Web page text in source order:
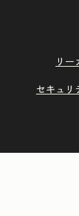
リ
セキュリ